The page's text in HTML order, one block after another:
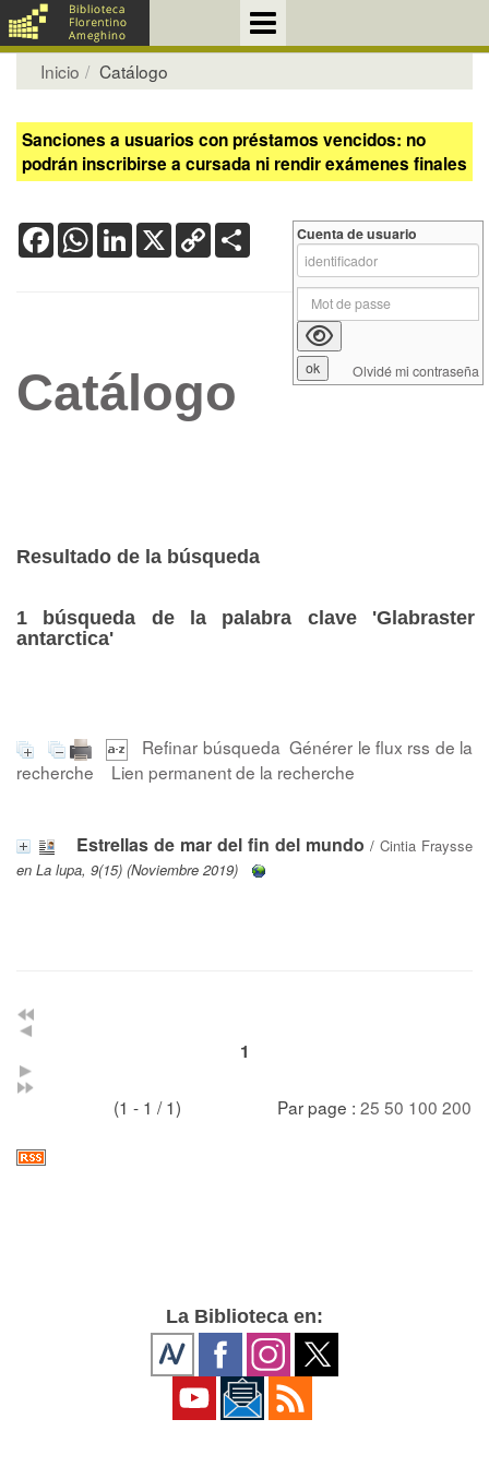
Inicio Catálogo
Sanciones a usuarios con préstamos vencidos: no
podrán inscribirse a cursada ni rendir exámenes finales
FacebookWhatsApp
LinkedIn
X Copy
Link
Catálogo
Resultado de la búsqueda
1 búsqueda de la palabra clave 'Glabraster
antarctica'
Refinar búsqueda Générer le flux rss de la
recherche
Lien permanent de la recherche
Estrellas de mar del fin del mundo / Cintia Fraysse
en La lupa, 9(15) (Noviembre 2019)
1
(1 - 1 / 1) Par page : 25 50 100 200
Cuenta de usuario
Olvidé mi contraseña
La Biblioteca en: